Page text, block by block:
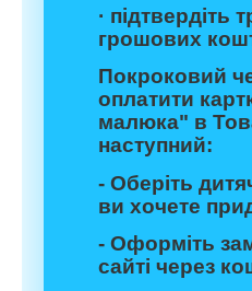
· підтвердіть
грошових
Покроковий
оплатити
малюка" в
наступний:
- Оберіть
ви хочете
- Оформіть
сайті через